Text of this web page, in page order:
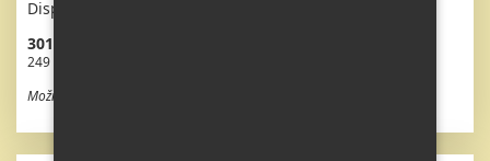
Dispozice: 4 + kk
301 290 Kč vč. DPH
249 000 Kč bez DPH
Možnost odpočtu DPH